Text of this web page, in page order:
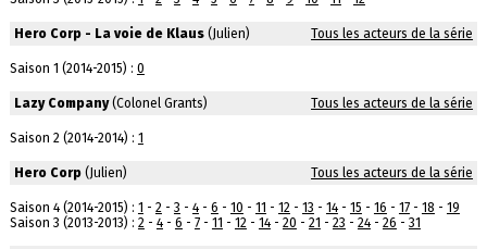
Hero Corp - La voie de Klaus (Julien) Tous les acteurs de la série
Saison 1 (2014-2015) : 0
Lazy Company(Colonel Grants) Tous les acteurs de la série
Saison 2 (2014-2014) : 1
Hero Corp(Julien) Tous les acteurs de la série
Saison 4 (2014-2015) : 1 - 2- 3 - 4- 6 - 10 - 11 - 12- 13 - 14- 15 - 16 - 17- 18 - 19
Saison 3 (2013-2013) : 2- 4- 6 - 7- 11 - 12- 14- 20 - 21 - 23 - 24- 26 - 31